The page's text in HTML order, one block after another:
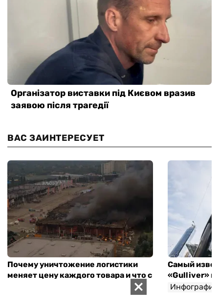
ВАС ЗАИНТЕРЕСУЕТ
Почему уничтожение логистики
меняет цену каждого товара и что с
Самый
«Gulliver»